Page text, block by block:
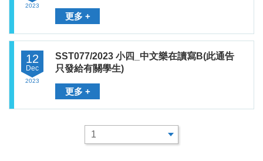
2023
更多 +
12
Dec
2023
SST077/2023 小四_中文樂在讀寫B(此通告
只發給有關學生)
更多 +